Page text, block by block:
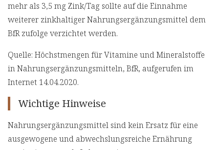
mehr als 3,5 mg Zink/Tag sollte auf die Einnahme
weiterer zinkhaltiger Nahrungsergänzungsmittel dem
BfR zufolge verzichtet werden.
Quelle: Höchstmengen für Vitamine und Mineralstoffe
in Nahrungsergänzungsmitteln, BfR, aufgerufen im
Internet 14.04.2020.
Wichtige Hinweise
Nahrungsergänzungsmittel sind kein Ersatz für eine
ausgewogene und abwechslungsreiche Ernährung